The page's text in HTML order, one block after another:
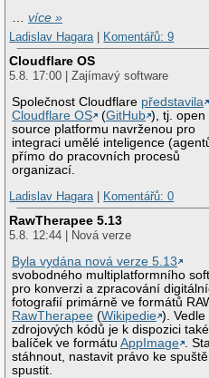
…více »
Ladislav Hagara| Komentářů: 9
Cloudflare OS
5.8. 17:00 | Zajímavý software
Společnost Cloudflare představila
Cloudflare OS
(GitHub ), tj. open
source platformu navrženou pro
integraci umělé inteligence
přímo do pracovních procesů
organizací.
Ladislav Hagara| Komentářů: 0
RawTherapee 5.13
5.8. 12:44 | Nová verze
Byla vydána nová verze 5.13
svobodného multiplatformního
pro konverzi a zpracování
fotografií primárně ve formátů
RawTherapee (Wikipedie ). Vedle
zdrojových kódů je k dispozici také
balíček ve formátuAppImage
.
stáhnout, nastavit právo ke
spustit.